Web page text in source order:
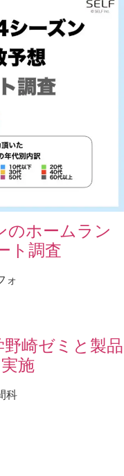
のホームラン
ト調査
ォ
野崎ゼミと製品
施
科